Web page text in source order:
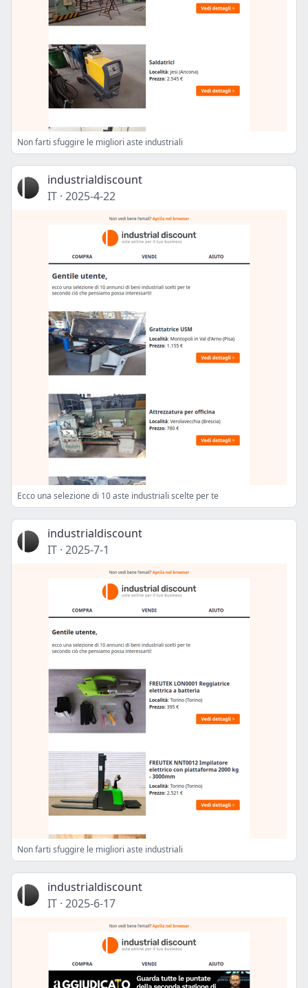
Non farti sfuggire le migliori aste industriali
industrialdiscount
IT · 2025-4-22
Ecco una selezione di 10 aste industriali scelte per te
industrialdiscount
IT · 2025-7-1
Non farti sfuggire le migliori aste industriali
industrialdiscount
IT · 2025-6-17